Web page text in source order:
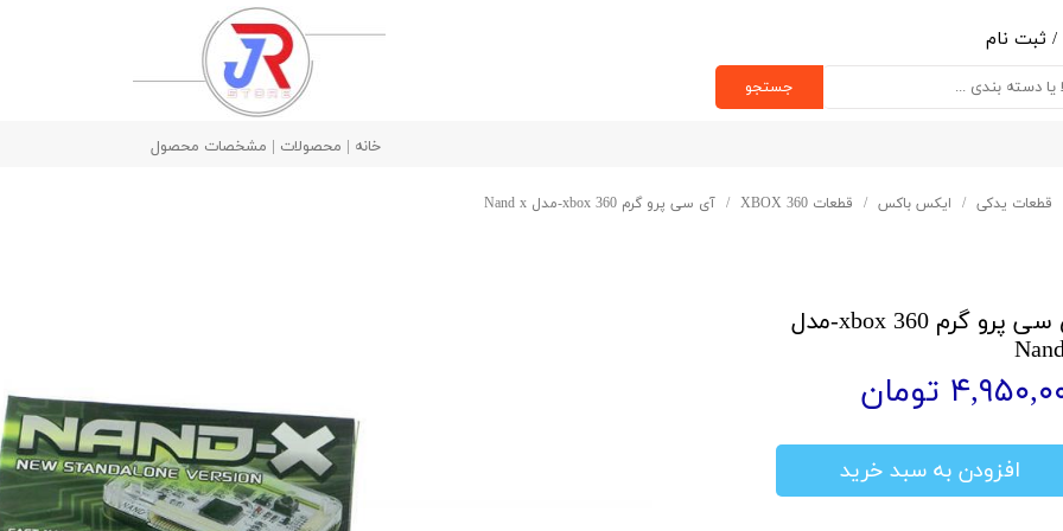
/ ثبت نام
از حساب کاربری
جستجو
خانه | محصولات | مشخصات محصول
قطعات یدکی ایکس باکس قطعات XBOX 360 آی سی پرو گرم xbox 360-مدل Nand x
آی سی پرو گرم xbox 360-مدل
تومان
افزودن به سبد خرید